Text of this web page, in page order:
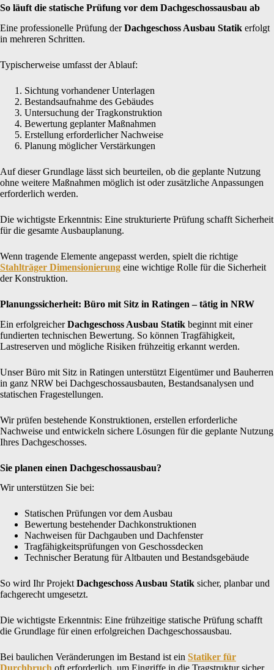
So läuft die statische Prüfung vor dem Dachgeschossausbau ab
Eine professionelle Prüfung derDachgeschoss Ausbau Statik erfolgt
in mehreren Schritten.
Typischerweise umfasst der Ablauf:
Sichtung vorhandener Unterlagen
Bestandsaufnahme des Gebäudes
Untersuchung der Tragkonstruktion
Bewertung geplanter Maßnahmen
Erstellung erforderlicher Nachweise
Planung möglicher Verstärkungen
Auf dieser Grundlage lässt sich beurteilen, ob die geplante Nutzung
ohne weitere Maßnahmen möglich ist oder zusätzliche Anpassungen
erforderlich werden.
Die wichtigste Erkenntnis: Eine strukturierte Prüfung schafft Sicherheit
für die gesamte Ausbauplanung.
Wenn tragende Elemente angepasst werden, spielt die richtige
Stahlträger Dimensionierung eine wichtige Rolle für die Sicherheit
der Konstruktion.
Planungssicherheit: Büro mit Sitz in Ratingen – tätig in NRW
Ein erfolgreicherDachgeschoss Ausbau Statik beginnt mit einer
fundierten technischen Bewertung. So können Tragfähigkeit,
Lastreserven und mögliche Risiken frühzeitig erkannt werden.
Unser Büro mit Sitz in Ratingen unterstützt Eigentümer und Bauherren
in ganz NRW bei Dachgeschossausbauten, Bestandsanalysen und
statischen Fragestellungen.
Wir prüfen bestehende Konstruktionen, erstellen erforderliche
Nachweise und entwickeln sichere Lösungen für die geplante Nutzung
Ihres Dachgeschosses.
Sie planen einen Dachgeschossausbau?
Wir unterstützen Sie bei:
Statischen Prüfungen vor dem Ausbau
Bewertung bestehender Dachkonstruktionen
Nachweisen für Dachgauben und Dachfenster
Tragfähigkeitsprüfungen von Geschossdecken
Technischer Beratung für Altbauten und Bestandsgebäude
So wird Ihr Projekt Dachgeschoss Ausbau Statik sicher, planbar und
fachgerecht umgesetzt.
Die wichtigste Erkenntnis: Eine frühzeitige statische Prüfung schafft
die Grundlage für einen erfolgreichen Dachgeschossausbau.
Bei baulichen Veränderungen im Bestand ist ein Statiker für